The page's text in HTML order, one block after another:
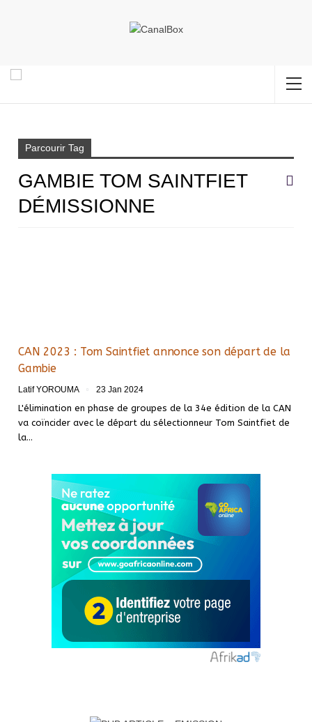
Parcourir Tag
GAMBIE TOM SAINTFIET
DÉMISSIONNE
CAN 2023 : Tom Saintfiet annonce son départ de la
Gambie
Latif YOROUMA 23 Jan 2024
L'élimination en phase de groupes de la 34e édition de la CAN
va coïncider avec le départ du sélectionneur Tom Saintfiet de
la…